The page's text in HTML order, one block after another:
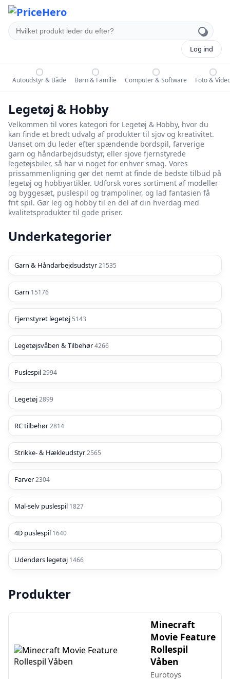
Log ind
Autoudstyr & Både Børn & Familie Computer & Software Foto &
Legetøj & Hobby
Velkommen til vores kategori for Legetøj & Hobby, hvor du
kan finde et bredt udvalg af produkter til sjov og kreativitet.
Uanset om du leder efter spændende bordspil, farverige
garn og håndarbejdsudstyr, eller sjove fjernstyrede
legetøjsbiler, så har vi noget for enhver smag. Vores
prissammenligning gør det nemt at finde de bedste tilbud på
legetøj og hobbyartikler. Udforsk vores sortiment af modeller
og byggesæt, puslespil og trampoliner, og lad fantasien få
frit spil. Gør leg og hobby til en del af din hverdag med
kvalitetsprodukter til gode priser.
Underkategorier
Garn & Håndarbejdsudstyr21535
Garn 15176
Fjernstyret legetøj 5143
Legetøjsvåben & Tilbehør4266
Puslespil2994
Legetøj2899
RC tilbehør2814
Strikke- & Hæk­leudstyr2565
Farver2304
Mal-selv puslespil 1827
4D puslespil 1640
Udendørs legetøj 1466
Produkter
Minecraft
Movie Feature
Rollespil
Våben
Eurotoys